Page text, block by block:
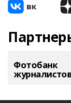
Фотобанк